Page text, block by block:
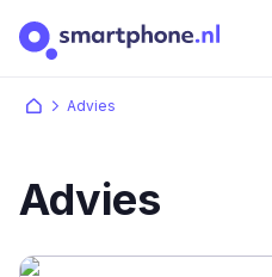
Advies
Advies